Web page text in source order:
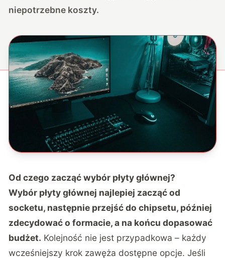
niepotrzebne koszty.
Od czego zacząć wybór płyty głównej?
Wybór płyty głównej najlepiej zacząć od
socketu, następnie przejść do chipsetu, później
zdecydować o formacie, a na końcu dopasować
budżet. Kolejność nie jest przypadkowa – każdy
wcześniejszy krok zawęża dostępne opcje. Jeśli